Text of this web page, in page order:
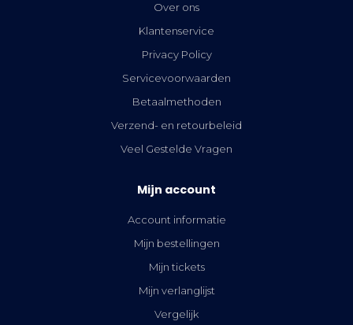
Over ons
Klantenservice
Privacy Policy
Servicevoorwaarden
Betaalmethoden
Verzend- en retourbeleid
Veel Gestelde Vragen
Mijn account
Account informatie
Mijn bestellingen
Mijn tickets
Mijn verlanglijst
Vergelijk